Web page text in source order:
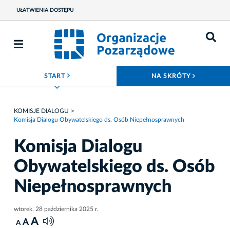
UŁATWIENIA DOSTĘPU
START ROZWIŃ MENU NA SKRÓTY
KOMISJE DIALOGU
Komisja Dialogu Obywatelskiego ds. Osób Niepełnosprawnych
Komisja Dialogu
Obywatelskiego ds. Osób
Niepełnosprawnych
wtorek, 28 października 2025 r.
A A A